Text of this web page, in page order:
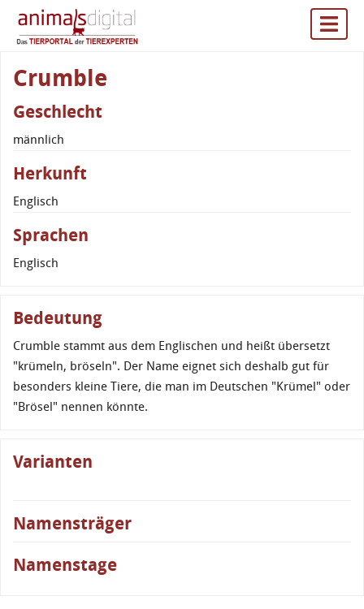
Crumble
Geschlecht
männlich
Herkunft
Englisch
Sprachen
Englisch
Bedeutung
Crumble stammt aus dem Englischen und heißt übersetzt
"krümeln, bröseln". Der Name eignet sich deshalb gut für
besonders kleine Tiere, die man im Deutschen "Krümel" oder
"Brösel" nennen könnte.
Varianten
Namensträger
Namenstage